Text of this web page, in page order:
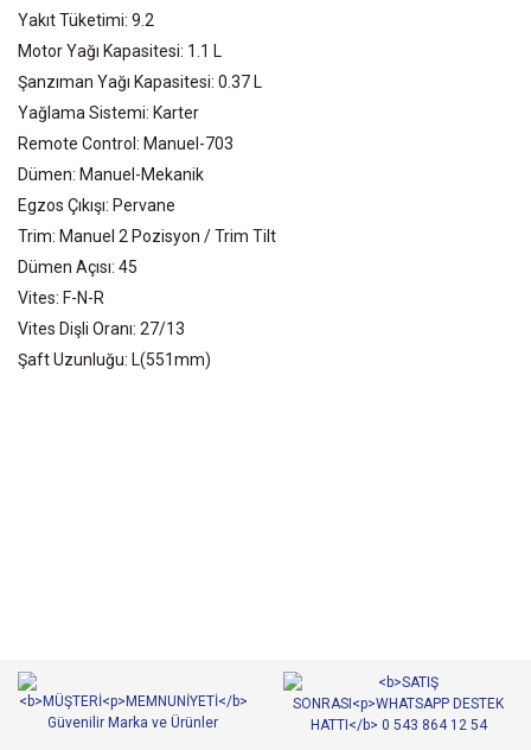
Yakıt Tüketimi: 9.2
Motor Yağı Kapasitesi: 1.1 L
Şanzıman Yağı Kapasitesi: 0.37 L
Yağlama Sistemi: Karter
Remote Control: Manuel-703
Dümen: Manuel-Mekanik
Egzos Çıkışı: Pervane
Trim: Manuel 2 Pozisyon / Trim Tilt
Dümen Açısı: 45
Vites: F-N-R
Vites Dişli Oranı: 27/13
Şaft Uzunluğu: L(551mm)
Ürün resmi kalitesiz, bozuk veya görüntülenemiyor.
Ürün açıklamasında eksik bilgiler bulunuyor.